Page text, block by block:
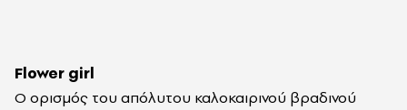
Flower girl
Ο ορισμός του απόλυτου καλοκαιρινού βραδινού